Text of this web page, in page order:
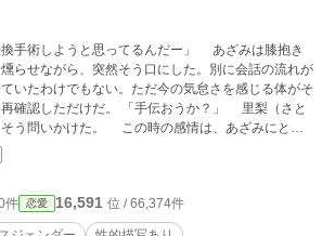
ようと思ってるんだー」 あざみは膝抱き
らせながら、突然そう口にした。別に会話の流れが
いたわけでもない。ただ今の気怠さを感じる体がそ
「手伝おうか？」 里梨（さと
う問いかけた。 この時の感情は、あざみにとっ
き毟れば色や形が見えるのではないかと思うほど全
年アメリカへ行ってくれない
道を歩むのか、その先はどこに続くのか。 多様性
受け入れられるのか、理想と現実の狭間で揺れ動く
件 恋愛 16,591 位 / 66,374件